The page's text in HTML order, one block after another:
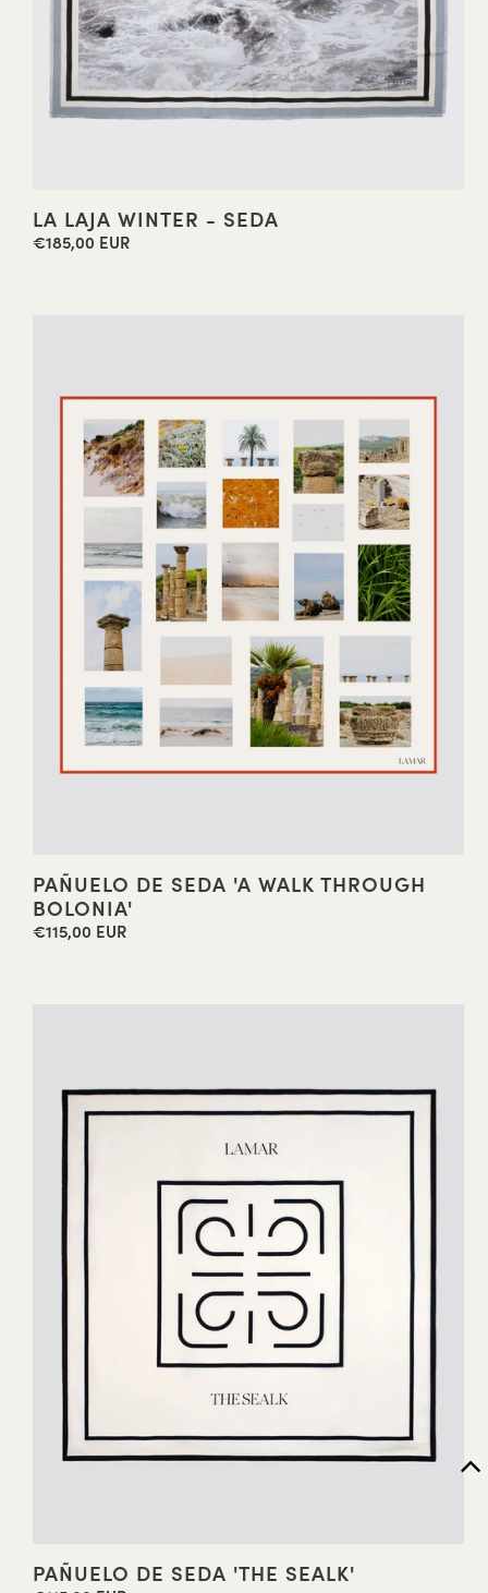
LA LAJA WINTER - SEDA
Precio
€185,00 EUR
PAÑUELO DE SEDA 'A WALK THROUGH
BOLONIA'
Precio
€115,00 EUR
PAÑUELO DE SEDA 'THE SEALK'